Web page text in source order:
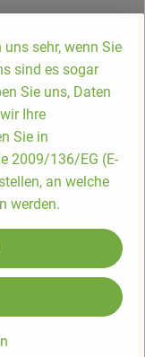
mit besten
ausrollen, lecker
sehr, wenn Sie
sind es sogar
Sie uns, Daten
Ihre
Sie in
2009/136/EG (E-
an welche
werden.